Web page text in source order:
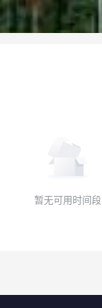
暂无可用时间段